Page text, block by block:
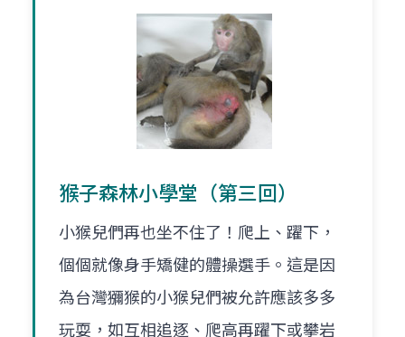
猴子森林小學堂（第三回）
小猴兒們再也坐不住了！爬上、躍下，
個個就像身手矯健的體操選手。這是因
為台灣獼猴的小猴兒們被允許應該多多
玩耍，如互相追逐、爬高再躍下或攀岩